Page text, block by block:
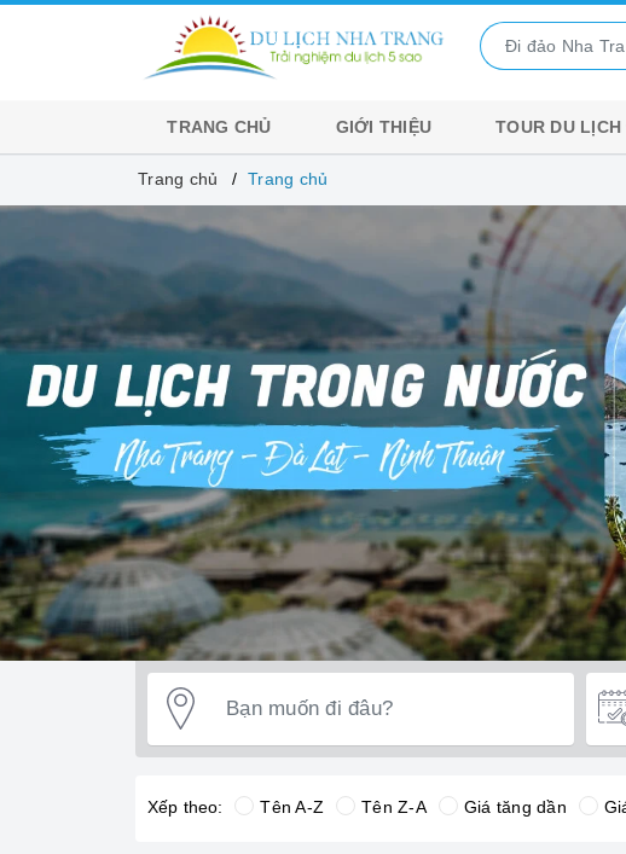
TRANG CHỦ GIỚI THIỆU TOUR DU LỊCH
Trang chủ Trang chủ
Xếp theo: Tên A-Z Tên Z-A Giá tăng dần